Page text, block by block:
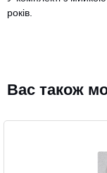
років.
Вас також